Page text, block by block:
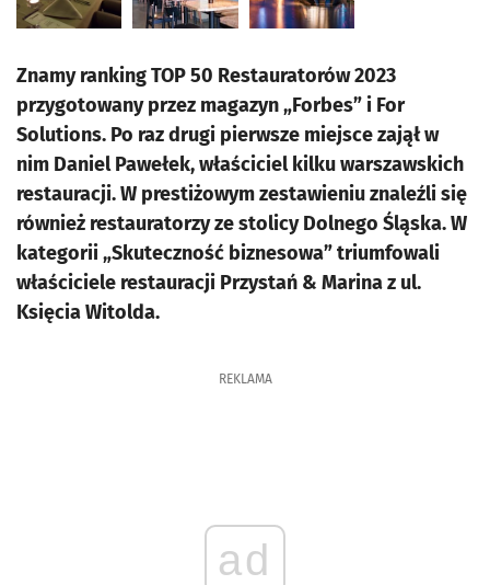
Znamy ranking TOP 50 Restauratorów 2023
przygotowany przez magazyn „Forbes” i For
Solutions. Po raz drugi pierwsze miejsce zajął w
nim Daniel Pawełek, właściciel kilku warszawskich
restauracji. W prestiżowym zestawieniu znaleźli się
również restauratorzy ze stolicy Dolnego Śląska. W
kategorii „Skuteczność biznesowa” triumfowali
właściciele restauracji Przystań & Marina z ul.
Księcia Witolda.
REKLAMA
ad